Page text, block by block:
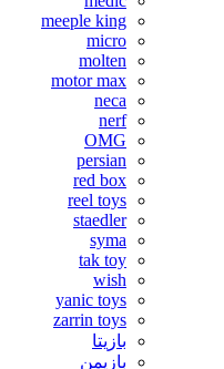
meeple king
micro
molten
motor max
neca
nerf
OMG
persian
red box
reel toys
staedler
syma
tak toy
wish
yanic toys
zarrin toys
بازیتا
بازیمن